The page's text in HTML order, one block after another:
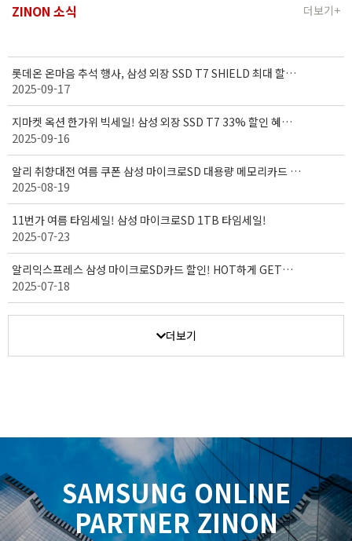
ZINON 소식 더보기+
롯데온 온마음 추석 행사, 삼성 외장 SSD T7 SHIELD 최대 할인
받으세요! ( 9/15 - 9/30 )
2025-09-17
지마켓 옥션 한가위 빅세일! 삼성 외장 SSD T7 33% 할인 혜택!
( 9/15 - 10/03 )
2025-09-16
알리 취향대전 여름 쿠폰 삼성 마이크로SD 대용량 메모리카드 세
일! (08.18~08.27)
2025-08-19
11번가 여름 타임세일! 삼성 마이크로SD 1TB 타임세일!
2025-07-23
알리익스프레스 삼성 마이크로SD카드 할인! HOT하게 GET하
자! (7월 14일 ~ 7월 20일)
2025-07-18
더보기
SAMSUNG ONLINE
PARTNER ZINON